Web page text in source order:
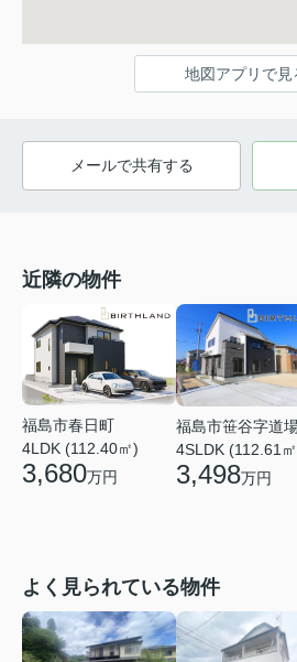
地図アプリで見
メールで共有する
近隣の物件
福島市春日町
4LDK (112.40㎡)
3,680万円
福島市笹谷字道
4SLDK (112.61
3,498万円
よく見られている物件